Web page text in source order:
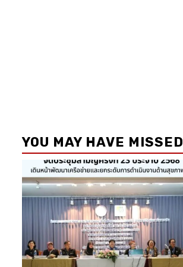
YOU MAY HAVE MISSED